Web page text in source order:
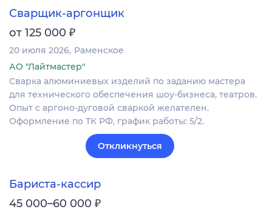
Сварщик-аргонщик
от 125 000 ₽
20 июля 2026 Раменское
АО "Лайтмастер"
Сварка алюминиевых изделий по заданию мастера
для технического обеспечения шоу-бизнеса, театров.
Опыт с аргоно-дуговой сваркой желателен.
Оформление по ТК РФ, график работы: 5/2.
Откликнуться
Бариста-кассир
45 000–60 000 ₽